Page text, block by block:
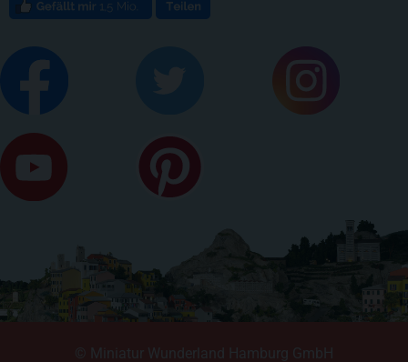
© Miniatur Wunderland Hamburg GmbH